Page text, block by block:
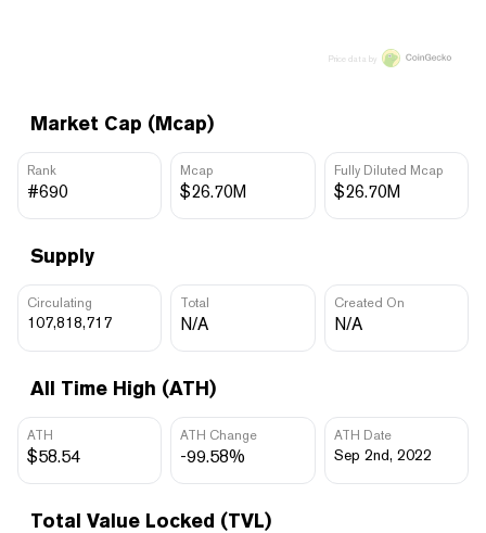
Market Cap (Mcap)
Rank
#690
Mcap
$26.70M
Fully Diluted Mcap
$26.70M
Supply
Circulating
107,818,717
Total
N/A
Created On
N/A
All Time High (ATH)
ATH
$58.54
ATH Change
-99.58%
ATH Date
Sep 2nd, 2022
Total Value Locked (TVL)
Price data by